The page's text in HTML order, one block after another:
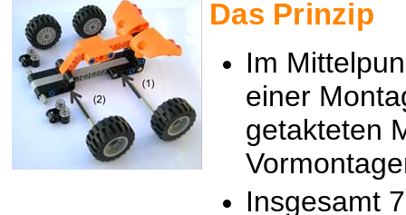
Das Prinzip
Im
einer
getakteten
Insgesamt 7